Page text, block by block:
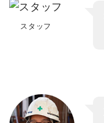
スタッフ